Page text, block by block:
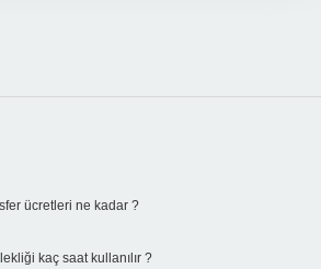
ücretleri ne kadar ?
kaç saat kullanılır ?